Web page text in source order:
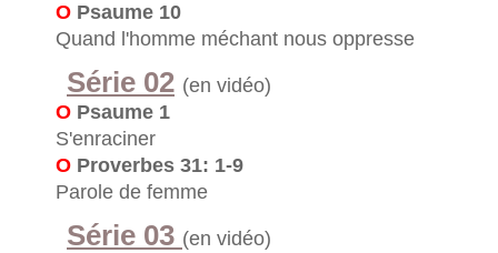
O Psaume 10
Quand l'homme méchant nous oppresse
Série 02 (en vidéo)
O Psaume 1
S'enraciner
O Proverbes 31: 1-9
Parole de femme
Série 03 (en vidéo)